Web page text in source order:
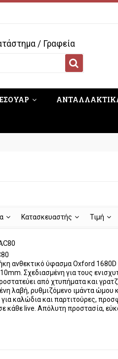
/ Γραφεία
Κατασκευαστής Τιμή
ανθεκτικό ύφασμα Oxford
Σχεδιασμένη για τους
από χτυπήματα και
λαβή, ρυθμιζόμενο ιμάντα ώμου
καλώδια και παρτιτούρες,
κάθε live. Απόλυτη προστασία,